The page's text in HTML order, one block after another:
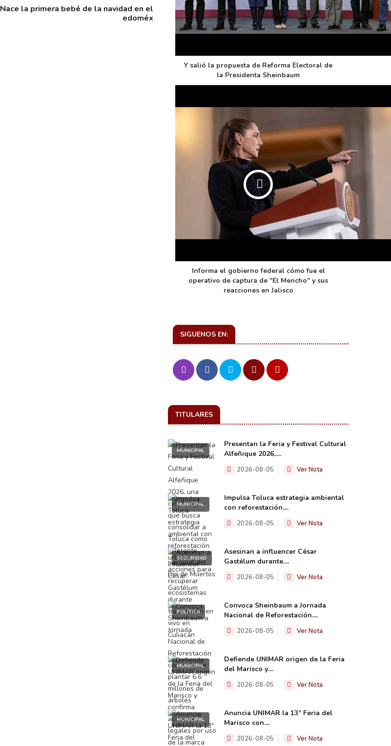
Nace la primera bebé de la navidad en el
edoméx
Y salió la propuesta de Reforma Electoral de
la Presidenta Sheinbaum
Informa el gobierno federal cómo fue el
operativo de captura de "El Mencho" y sus
reacciones en Jalisco
SIGUENOS EN:
TITULARES
MUNICIPAL
Presentan la Feria y Festival Cultural
Alfeñique 2026,....
2026-08-05 Ver Nota
MUNICIPAL
Impulsa Toluca estrategia ambiental
con reforestación....
2026-08-05 Ver Nota
SEGURIDAD
Asesinan a influencer César
Gastélum durante....
2026-08-05 Ver Nota
POLÍTICA
Convoca Sheinbaum a Jornada
Nacional de Reforestación....
2026-08-05 Ver Nota
MUNICIPAL
Defiende UNIMAR origen de la Feria
del Marisco y....
2026-08-05 Ver Nota
MUNICIPAL
Anuncia UNIMAR la 13ª Feria del
Marisco con....
2026-08-05 Ver Nota